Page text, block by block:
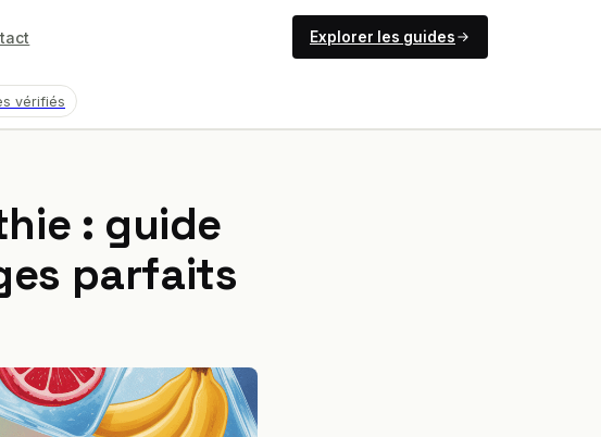
Explorer les guides
vérifiés
: guide
parfaits